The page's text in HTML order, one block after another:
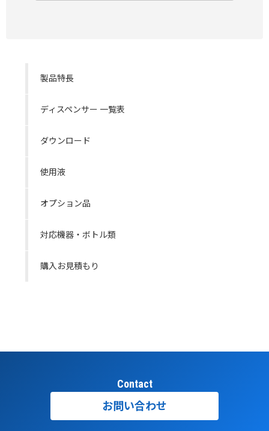
製品特長
ディスペンサー 一覧表
ダウンロード
使用液
オプション品
対応機器・ボトル類
購入お見積もり
Contact
お問い合わせ